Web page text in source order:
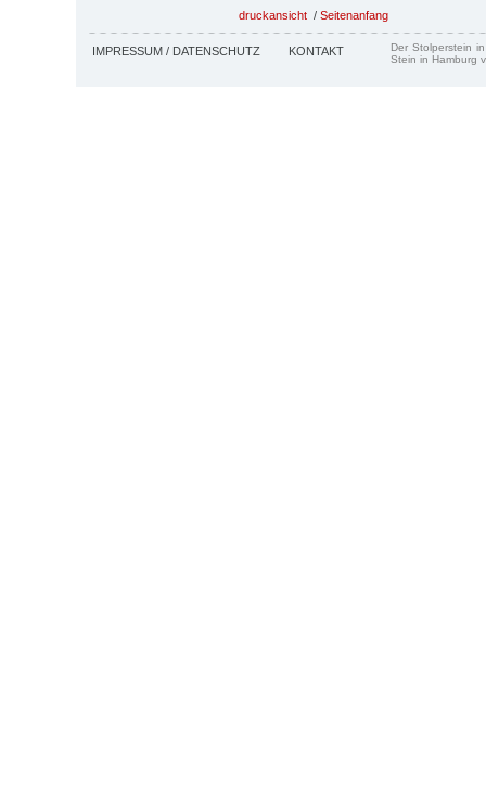
druckansicht / Seitenanfang
IMPRESSUM / DATENSCHUTZ KONTAKT
Der Stolperstein
Stein in Hamburg